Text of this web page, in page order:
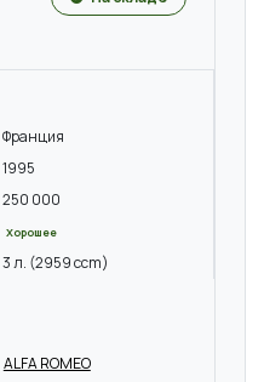
Франция
1995
250 000
Хорошее
3 л. (2959 ccm)
ALFA ROMEO